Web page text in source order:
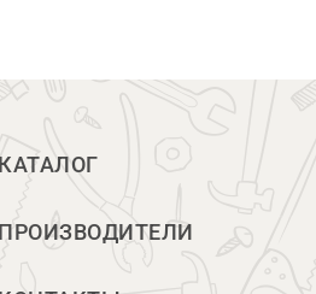
КАТАЛОГ
ПРОИЗВОДИТЕЛИ